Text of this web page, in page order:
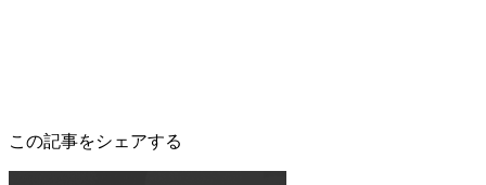
この記事をシェアする